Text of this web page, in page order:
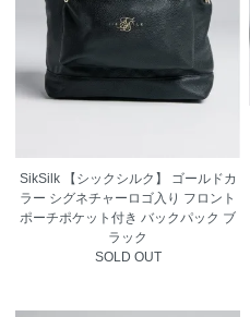
SikSilk 【シックシルク】 ゴールドカ
ラー シグネチャーロゴ入り フロント
ポーチポケット付き バックパック ブ
ラック
SOLD OUT